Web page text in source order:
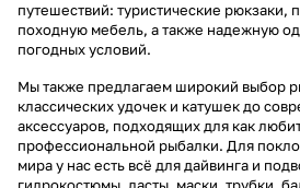
путешествий: туристические рюкзаки,
походную мебель, а также надежную
погодных условий.
Мы также предлагаем широкий выбор
классических удочек и катушек до
аксессуаров, подходящих для как
профессиональной рыбалки. Для
мира у нас есть всё для дайвинга и